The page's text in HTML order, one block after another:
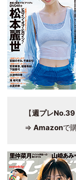
【週プレ
⇒ Amazonで